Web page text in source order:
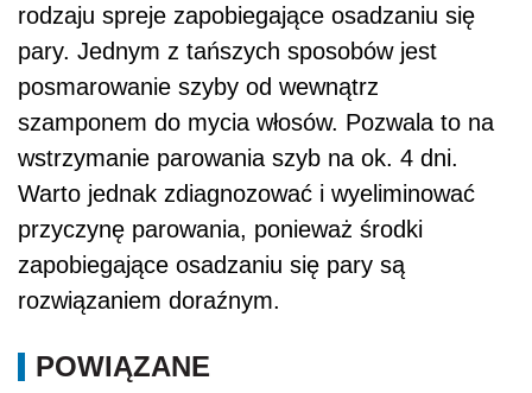
rodzaju spreje zapobiegające osadzaniu się
pary. Jednym z tańszych sposobów jest
posmarowanie szyby od wewnątrz
szamponem do mycia włosów. Pozwala to na
wstrzymanie parowania szyb na ok. 4 dni.
Warto jednak zdiagnozować i wyeliminować
przyczynę parowania, ponieważ środki
zapobiegające osadzaniu się pary są
rozwiązaniem doraźnym.
POWIĄZANE